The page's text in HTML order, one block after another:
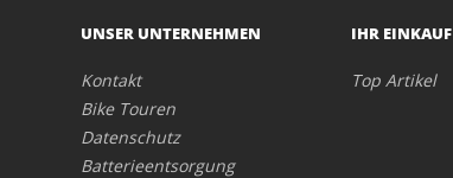
UNSER UNTERNEHMEN
Kontakt
Bike Touren
Datenschutz
Batterieentsorgung
IHR EINKAUF
Top Artikel